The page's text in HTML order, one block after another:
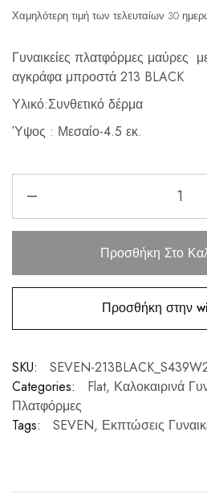
Χαμηλότερη τιμή των τελευταίων 30
Γυναικείες πλατφόρμες μαύρες
αγκράφα μπροστά 213 BLACK
Υλικό:Συνθετικό δέρμα
Ύψος : Μεσαίο-4.5 εκ.
Προσθήκη Στο
Προσθήκη στην
SKU:
SEVEN-
Categories:
Flat, Καλοκαιρινά
Πλατφόρμες
Tags:
SEVEN, Εκπτώσεις